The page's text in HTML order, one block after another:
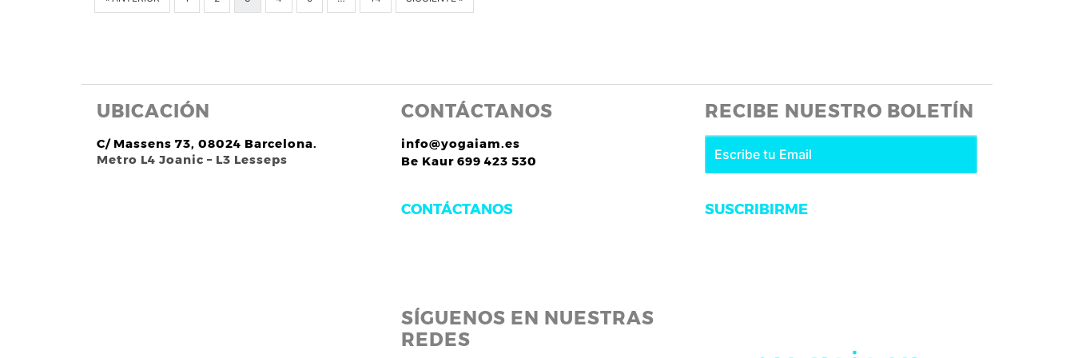
UBICACIÓN
C/ Massens 73, 08024 Barcelona.
Metro L4 Joanic – L3 Lesseps
CONTÁCTANOS
info@yogaiam.es
Be Kaur 699 423 530
CONTÁCTANOS
SÍGUENOS EN NUESTRAS
REDES
RECIBE NUESTRO BOLETÍN
SUSCRIBIRME